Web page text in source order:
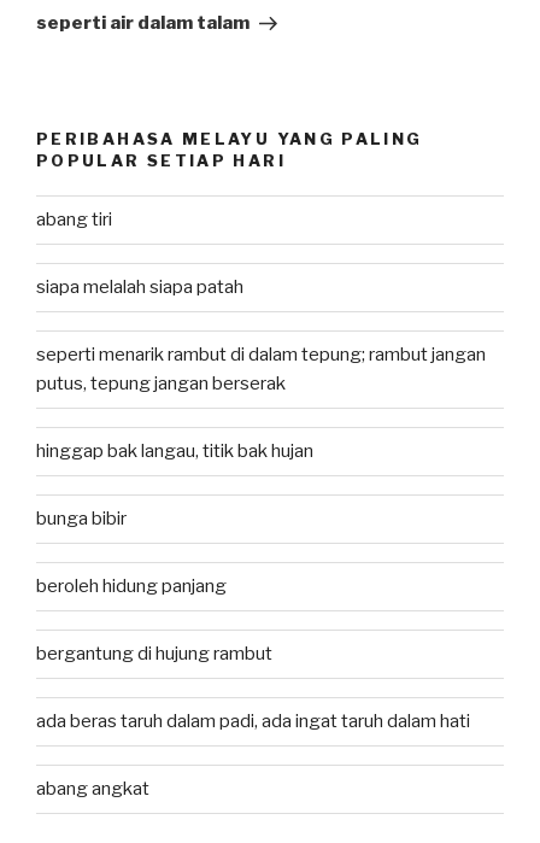
Post
seperti air dalam talam
PERIBAHASA MELAYU YANG PALING
POPULAR SETIAP HARI
abang tiri
siapa melalah siapa patah
seperti menarik rambut di dalam tepung; rambut jangan
putus, tepung jangan berserak
hinggap bak langau, titik bak hujan
bunga bibir
beroleh hidung panjang
bergantung di hujung rambut
ada beras taruh dalam padi, ada ingat taruh dalam hati
abang angkat